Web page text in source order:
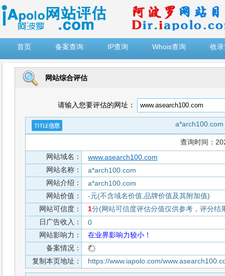
首页
备案查询 IP查询 Whois查询 收
网站综合评估
请输入您要评估的网址：
a*arch100.com
查询时间：
网站域名：
www.asearch100.com
网站名称：
a*arch100.com
网站介绍：
a*arch100.com
网站价值：
-元(不含域名价值,品牌价值及其附加值)
网站可信度：
1分(网站可信度评估分值仅供参考，评分结
日广告收入：
0
网站影响力：
在业界影响力较小！
备案情况：
复制本页地址：
https://www.iapolo.com/